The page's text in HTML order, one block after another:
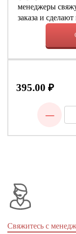
менеджеры
заказа и
395.00 ₽
−
Свяжитесь с